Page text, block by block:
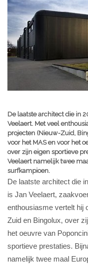
De laatste architect die in
Veelaert. Met veel
projecten (Nieuw-Zuid,
voor het MAS en voor het
over zijn eigen sportieve
Veelaert namelijk twee
surfkampioen.
De laatste architect die
is Jan Veelaert,
enthousiasme vertelt hij
Zuid en Bingolux, over
het oeuvre van
sportieve prestaties.
namelijk twee maal